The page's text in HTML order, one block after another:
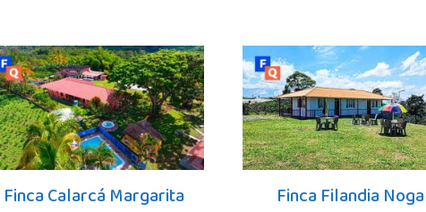
Finca Calarcá Margarita Finca Filandia